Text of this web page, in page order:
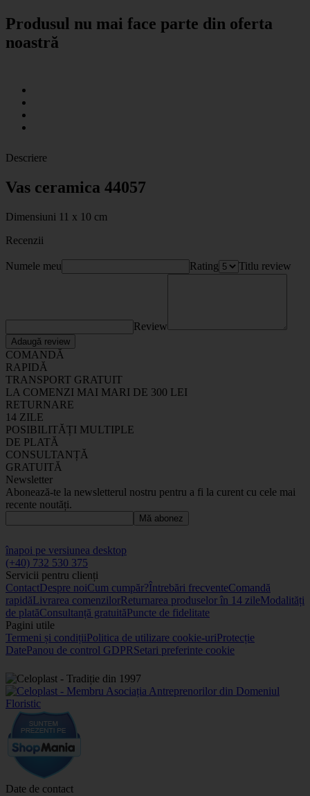
Produsul nu mai face parte din oferta
noastră
Descriere
Vas ceramica 44057
Dimensiuni 11 x 10 cm
Recenzii
Numele meu Rating Titlu review
Review
Adaugă review
COMANDĂ
RAPIDĂ
TRANSPORT GRATUIT
LA COMENZI MAI MARI DE 300 LEI
RETURNARE
14 ZILE
POSIBILITĂȚI MULTIPLE
DE PLATĂ
CONSULTANȚĂ
GRATUITĂ
Newsletter
Abonează-te la newsletterul nostru pentru a fi la curent cu cele mai
recente noutăți.
Mă abonez
înapoi pe versiunea desktop
(+40) 732 530 375
Servicii pentru clienți
ContactDespre noiCum cumpăr?Întrebări frecventeComandă
rapidăLivrarea comenzilorReturnarea produselor în 14 zileModalități
de platăConsultanță gratuităPuncte de fidelitate
Pagini utile
Termeni și condițiiPolitica de utilizare cookie-uriProtecție
DatePanou de control GDPRSetari preferinte cookie
Date de contact